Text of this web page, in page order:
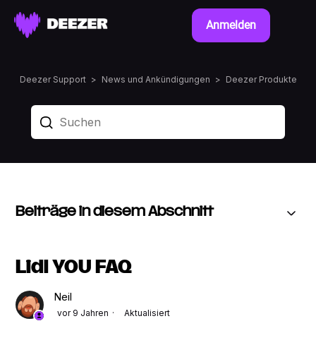
Anmelden
Deezer Support News und Ankündigungen Deezer Produkte
Beiträge in diesem Abschnitt
Lidl YOU FAQ
Neil
vor 9 Jahren Aktualisiert